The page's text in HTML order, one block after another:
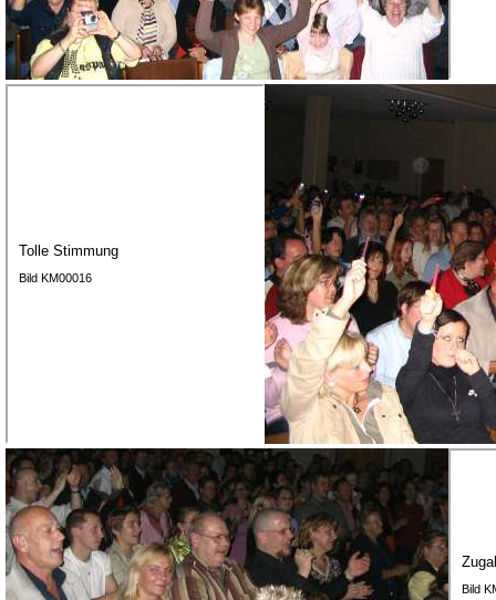
Tolle Stimmung
Bild KM00016
Bild